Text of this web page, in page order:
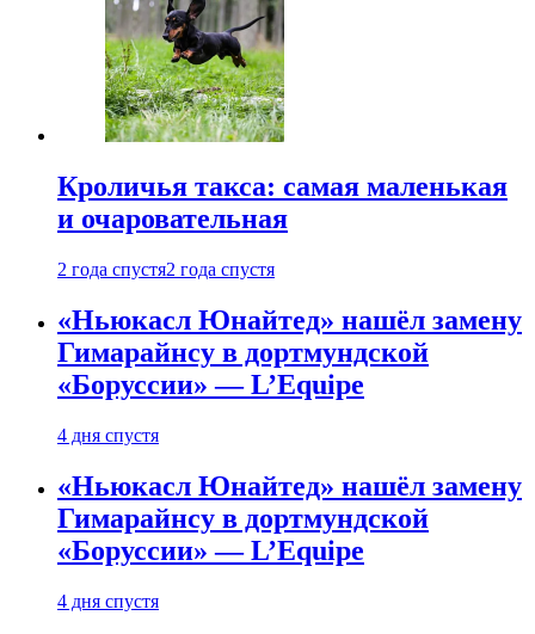
Кроличья такса: самая маленькая
и очаровательная
2 года спустя2 года спустя
«Ньюкасл Юнайтед» нашёл замену
Гимарайнсу в дортмундской
«Боруссии» — L’Equipe
4 дня спустя
«Ньюкасл Юнайтед» нашёл замену
Гимарайнсу в дортмундской
«Боруссии» — L’Equipe
4 дня спустя